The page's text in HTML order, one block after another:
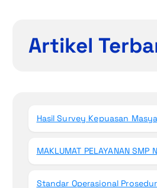
Artikel
Hasil Survey Kepuasan
MAKLUMAT PELAYANAN SMP
Standar Operasional